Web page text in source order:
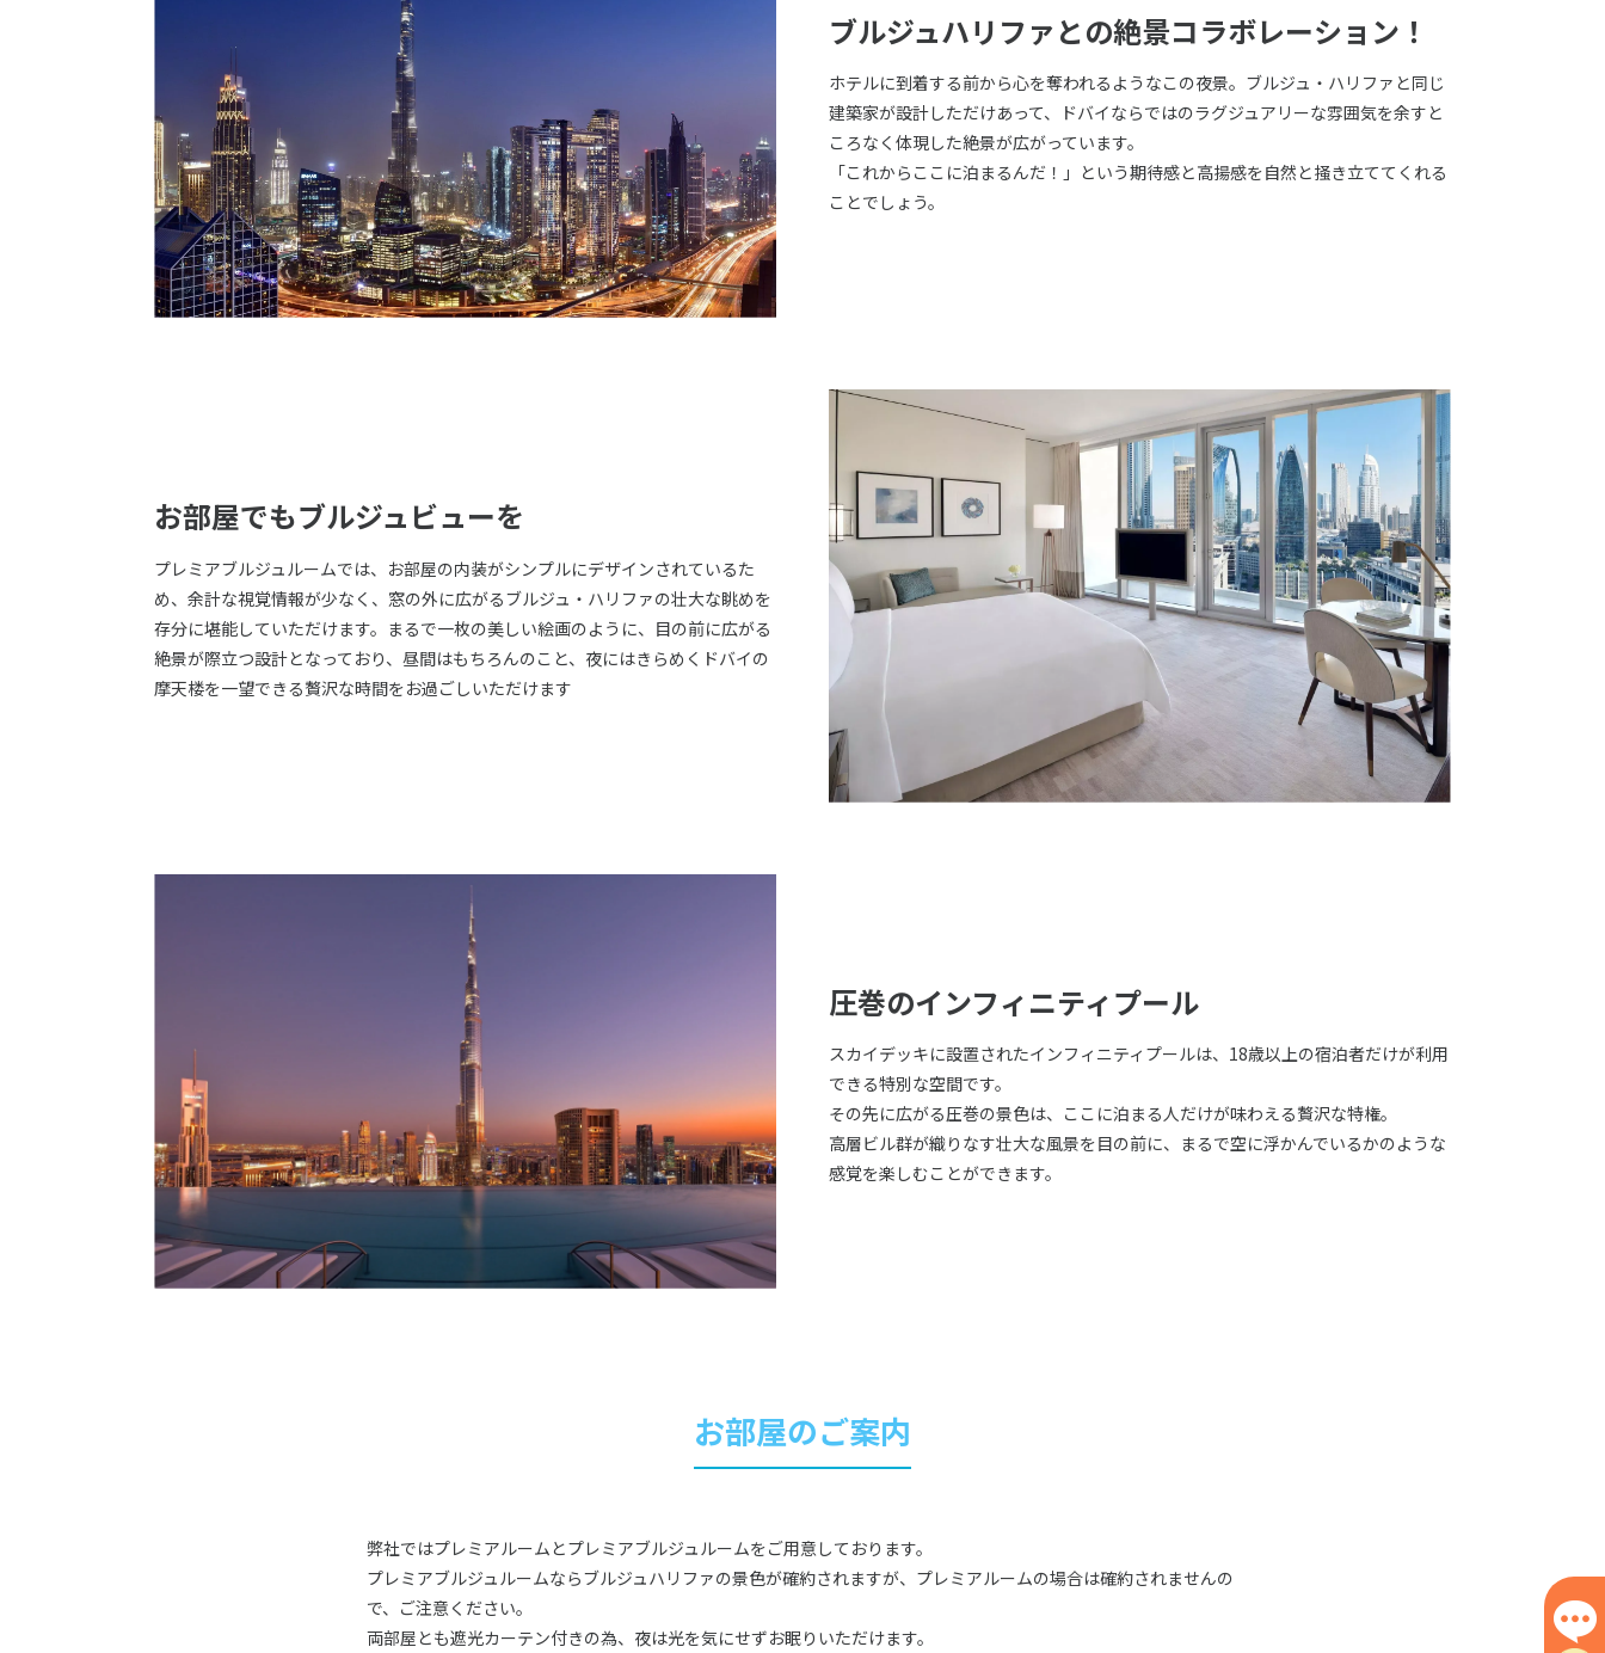
ブルジュハリファとの絶景コラボレーション！
ホテルに到着する前から心を奪われるようなこの夜景。ブルジュ・ハリファと同じ
建築家が設計しただけあって、ドバイならではのラグジュアリーな雰囲気を余すと
ころなく体現した絶景が広がっています。
「これからここに泊まるんだ！」という期待感と高揚感を自然と掻き立ててくれる
ことでしょう。
お部屋でもブルジュビューを
プレミアブルジュルームでは、お部屋の内装がシンプルにデザインされているた
め、余計な視覚情報が少なく、窓の外に広がるブルジュ・ハリファの壮大な眺めを
存分に堪能していただけます。まるで一枚の美しい絵画のように、目の前に広がる
絶景が際立つ設計となっており、昼間はもちろんのこと、夜にはきらめくドバイの
摩天楼を一望できる贅沢な時間をお過ごしいただけます
圧巻のインフィニティプール
スカイデッキに設置されたインフィニティプールは、18歳以上の宿泊者だけが利用
できる特別な空間です。
その先に広がる圧巻の景色は、ここに泊まる人だけが味わえる贅沢な特権。
高層ビル群が織りなす壮大な風景を目の前に、まるで空に浮かんでいるかのような
感覚を楽しむことができます。
お部屋のご案内
弊社ではプレミアルームとプレミアブルジュルームをご用意しております。
プレミアブルジュルームならブルジュハリファの景色が確約されますが、プレミアルームの場合は確約されませんの
で、ご注意ください。
両部屋とも遮光カーテン付きの為、夜は光を気にせずお眠りいただけます。